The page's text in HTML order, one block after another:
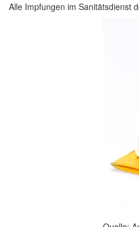
Alle Impfungen im Sanitätsdienst